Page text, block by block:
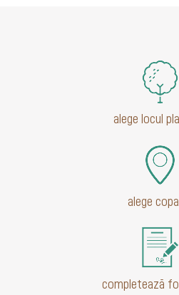
alege locul
alege
completează